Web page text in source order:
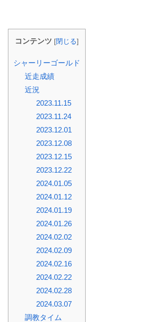
コンテンツ [閉じる]
シャーリーゴールド
近走成績
近況
2023.11.15
2023.11.24
2023.12.01
2023.12.08
2023.12.15
2023.12.22
2024.01.05
2024.01.12
2024.01.19
2024.01.26
2024.02.02
2024.02.09
2024.02.16
2024.02.22
2024.02.28
2024.03.07
調教タイム